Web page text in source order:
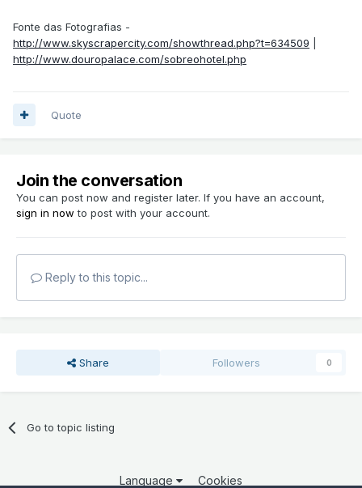
Fonte das Fotografias -
http://www.skyscrapercity.com/showthread.php?t=634509
http://www.douropalace.com/sobreohotel.php
Quote
Join the conversation
You can post now and register later. If you have an account,
sign in now to post with your account.
Reply to this topic...
Share Followers 0
Go to topic listing
Language Cookies